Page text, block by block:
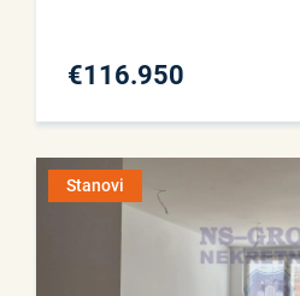
€116.950
Stanovi